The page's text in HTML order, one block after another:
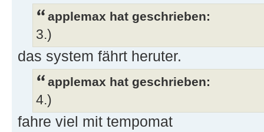
applemax hat geschrieben:
3.)
das system fährt heruter.
applemax hat geschrieben:
4.)
fahre viel mit tempomat